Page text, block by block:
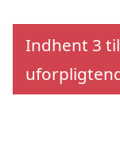
Indhent 3